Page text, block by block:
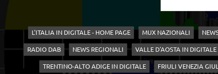
L'ITALIA IN DIGITALE - HOME PAGE MUX NAZIONALI
RADIO DAB NEWS REGIONALI VALLE D'AOSTA IN DIGITALE
TRENTINO-ALTO ADIGE IN DIGITALE FRIULI VENEZIA